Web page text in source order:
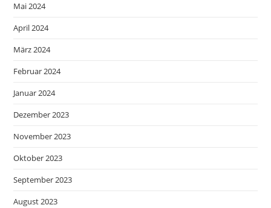
Mai 2024
April 2024
März 2024
Februar 2024
Januar 2024
Dezember 2023
November 2023
Oktober 2023
September 2023
August 2023